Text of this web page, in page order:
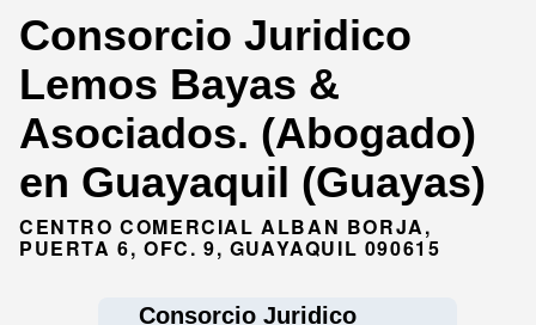
Consorcio Juridico
Lemos Bayas &
Asociados. (Abogado)
en Guayaquil (Guayas)
CENTRO COMERCIAL ALBAN BORJA,
PUERTA 6, OFC. 9, GUAYAQUIL 090615
Consorcio Juridico